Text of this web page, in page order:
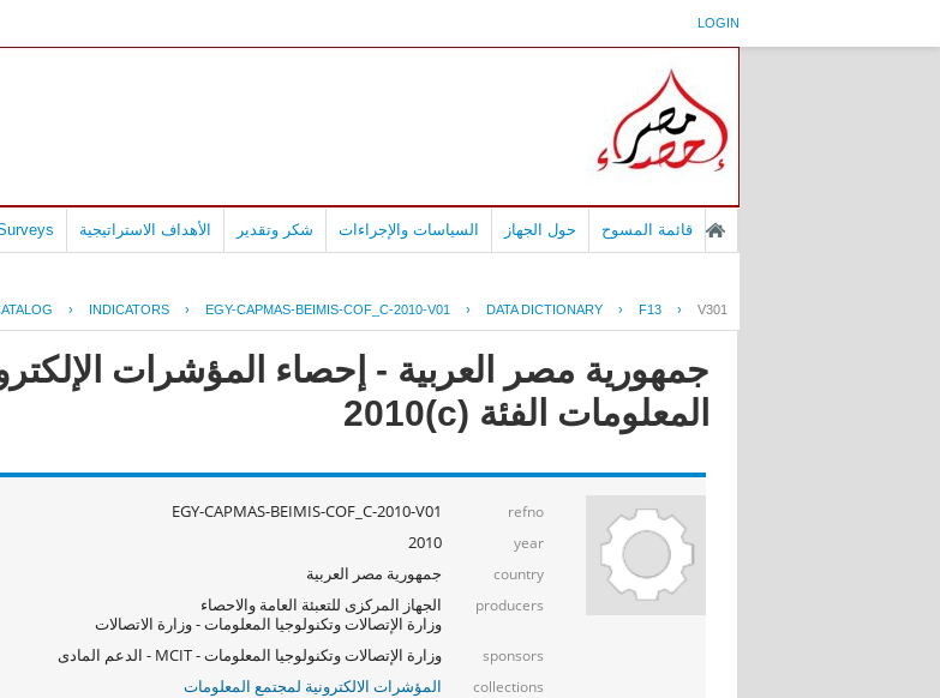
LOGIN
قائمة المسوح حول الجهاز السياسات والإجراءات شكر وتقدير الأهداف الاستراتيجية
› INDICATORS › EGY-CAPMAS-BEIMIS-COF_C-2010-V01 › DATA DICTIONARY › F13 › V301
جمهورية مصر العربية - إحصاء المؤشرات
المعلومات الفئة (c)2010
refno
EGY-CAPMAS-BEIMIS-COF_C-2010-V01
year
2010
country جمهورية مصر العربية
producers
الجهاز المركزى للتعبئة العامة والاحصاء
وزارة الإتصالات وتكنولوجيا المعلومات - وزارة الاتصالات
sponsors وزارة الإتصالات وتكنولوجيا المعلومات - MCIT - الدعم المادى
collections المؤشرات الالكترونية لمجتمع المعلومات